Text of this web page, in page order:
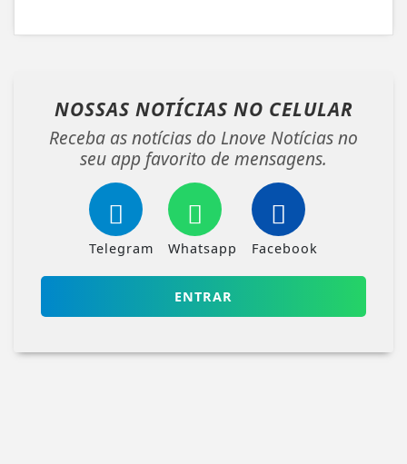
NOSSAS NOTÍCIAS NO CELULAR
Receba as notícias do Lnove Notícias no
seu app favorito de mensagens.
Telegram Whatsapp Facebook
ENTRAR